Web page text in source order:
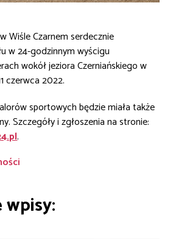
Wiśle Czarnem serdecznie
w 24-godzinnym wyścigu
wokół jeziora Czerniańskiego w
czerwca 2022.
sportowych będzie miała także
Szczegóły i zgłoszenia na stronie:
.